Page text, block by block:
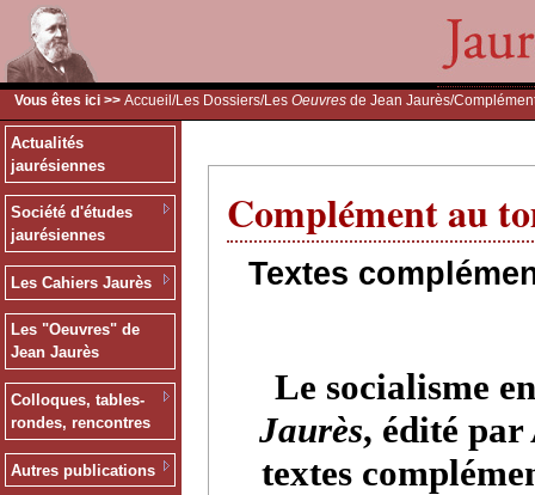
Vous êtes ici >> Accueil /Les Dossiers/Les Oeuvres de Jean Jaurès/
Actualités
jaurésiennes
Société d'études
jaurésiennes
Les Cahiers Jaurès
Les "Oeuvres" de
Jean Jaurès
Colloques, tables-
rondes, rencontres
Autres publications
Complément au
Textes
Le socialisme
Jaurès, édité par
textes